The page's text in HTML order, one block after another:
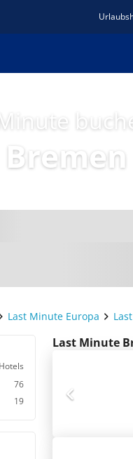
Last Minute Europa
Hotels
76
19
Last Minute